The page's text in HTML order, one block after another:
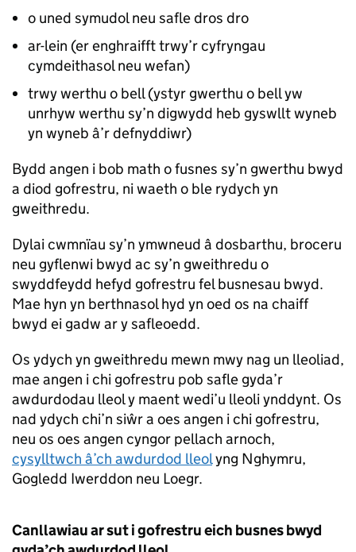
o uned symudol neu safle dros dro
ar-lein (er enghraifft trwy’r cyfryngau
cymdeithasol neu wefan)
trwy werthu o bell (ystyr gwerthu o bell yw
unrhyw werthu sy’n digwydd heb gyswllt wyneb
yn wyneb â’r defnyddiwr)
Bydd angen i bob math o fusnes sy’n gwerthu bwyd
a diod gofrestru, ni waeth o ble rydych yn
gweithredu.
Dylai cwmnïau sy’n ymwneud â dosbarthu, broceru
neu gyflenwi bwyd ac sy’n gweithredu o
swyddfeydd hefyd gofrestru fel busnesau bwyd.
Mae hyn yn berthnasol hyd yn oed os na chaiff
bwyd ei gadw ar y safleoedd.
Os ydych yn gweithredu mewn mwy nag un lleoliad,
mae angen i chi gofrestru pob safle gyda’r
awdurdodau lleol y maent wedi’u lleoli ynddynt. Os
nad ydych chi’n siŵr a oes angen i chi gofrestru,
neu os oes angen cyngor pellach arnoch,
cysylltwch â’ch awdurdod lleolyng Nghymru,
Gogledd Iwerddon neu Loegr.
Canllawiau ar sut i gofrestru eich busnes bwyd